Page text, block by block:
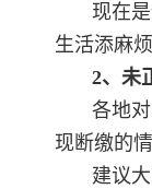
现在
生活添麻
2、未
各地
现断缴的
建议